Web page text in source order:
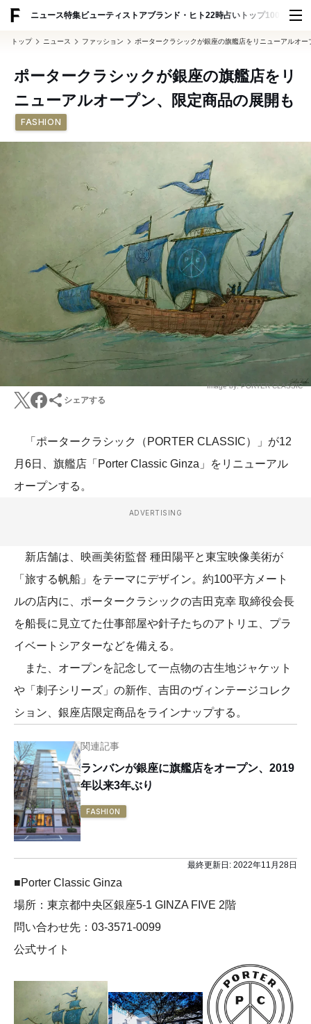
ニュース特集ビューティ ストアブランド・ヒト22時占い トップ100 スナッ
トップ ニュース ファッション ポータークラシックが銀座の旗艦店をリニューアルオ
ポータークラシックが銀座の旗艦店をリ
ニューアルオープン、限定商品の展開も
FASHION
Image by: PORTER CLASSIC
シェアする
「ポータークラシック（PORTER CLASSIC）」が12
月6日、旗艦店「Porter Classic Ginza」をリニューアル
オープンする。
ADVERTISING
新店舗は、映画​美術監督 種田陽平と東宝映像美術が
「旅する帆船」をテーマにデザイン。約100平方メート
ルの店内に、ポータークラシックの吉田克幸 取締役会長
を船長に見立てた仕事部屋や針子たちのアトリエ、プラ
イベートシアターなどを備える。
また、オープンを記念して一点物の古生地ジャケット
や「刺子シリーズ」の新作、吉田のヴィンテージコレク
ション、銀座店限定商品をラインナップする。
関連記事
ランバンが銀座に旗艦店をオープン、2019
年以来3年ぶり
FASHION
最終更新日: 2022年11月28日
■Porter Classic Ginza
場所：東京都中央区銀座5-1 GINZA FIVE 2階
問い合わせ先：03-3571-0099
公式サイト